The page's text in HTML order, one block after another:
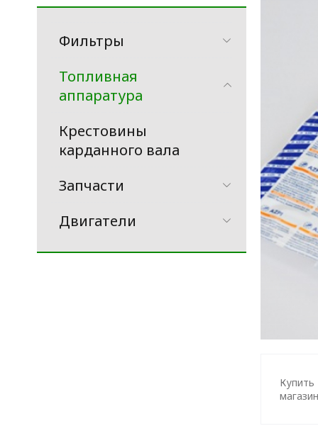
Фильтры
Топливная
аппаратура
Крестовины
карданного вала
Запчасти
Двигатели